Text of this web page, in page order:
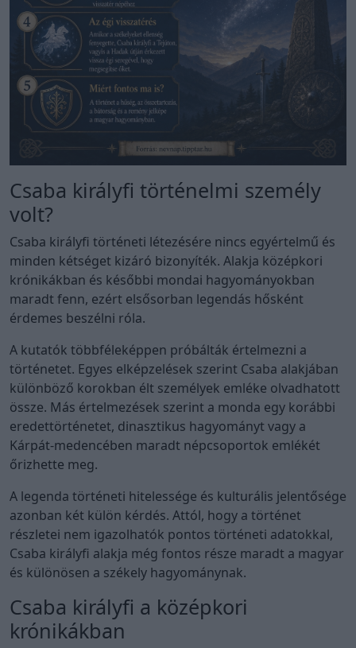
Csaba királyfi történelmi személy
volt?
Csaba királyfi történeti létezésére nincs egyértelmű és
minden kétséget kizáró bizonyíték. Alakja középkori
krónikákban és későbbi mondai hagyományokban
maradt fenn, ezért elsősorban legendás hősként
érdemes beszélni róla.
A kutatók többféleképpen próbálták értelmezni a
történetet. Egyes elképzelések szerint Csaba alakjában
különböző korokban élt személyek emléke olvadhatott
össze. Más értelmezések szerint a monda egy korábbi
eredettörténetet, dinasztikus hagyományt vagy a
Kárpát-medencében maradt népcsoportok emlékét
őrizhette meg.
A legenda történeti hitelessége és kulturális jelentősége
azonban két külön kérdés. Attól, hogy a történet
részletei nem igazolhatók pontos történeti adatokkal,
Csaba királyfi alakja még fontos része maradt a magyar
és különösen a székely hagyománynak.
Csaba királyfi a középkori
krónikákban